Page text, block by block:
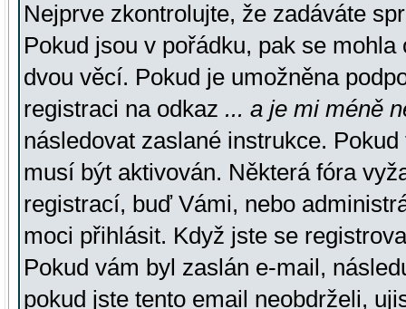
Nejprve zkontrolujte, že zadáváte
Pokud jsou v pořádku, pak se
dvou věcí. Pokud je umožněna
registraci na odkaz ... a je mi méně
následovat zaslané instrukce.
musí být aktivován. Některá fóra
registrací, buď Vámi, nebo
moci přihlásit. Když jste se
Pokud vám byl zaslán e-mail,
pokud jste tento email neobdrželi,